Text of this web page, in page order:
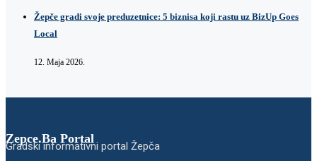
Žepče gradi svoje preduzetnice: 5 biznisa koji rastu uz BizUp Goes
Local
12. Maja 2026.
Zepce.Ba Portal
Gradski informativni portal Žepča